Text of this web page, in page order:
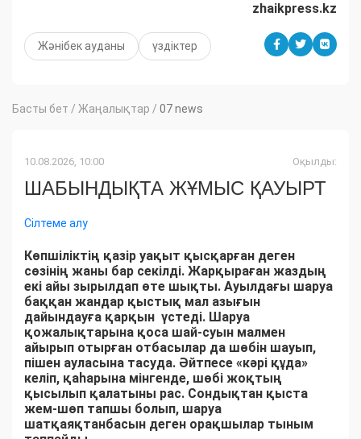
zhaikpress.kz
Жәнібек ауданы үздіктер
Басты бет / Жаңалықтар / 07 news
10.08.2026, 10:00 Оқылды:
ШАБЫНДЫҚТА ЖҰМЫС ҚАУЫРТ
Сілтеме алу
Көпшіліктің қазір уақыт қысқарған деген
сөзінің жаны бар секілді. Жарқыраған жаздың
екі айы зырылдап өте шықты. Ауылдағы шаруа
баққан жандар қыстық мал азығын
дайындауға қарқын үстеді. Шаруа
қожалықтарына қоса шай-суын малмен
айырып отырған отбасылар да шөбін шауып,
пішен ауласына тасуда. Әйтпесе «кәрі құда»
келіп, қаһарына мінгенде, шөбі жоқтың
қысылып қалатыны рас. Сондықтан қыста
жем-шөп тапшы болып, шаруа
шатқаяқтанбасын деген орақшылар тыным